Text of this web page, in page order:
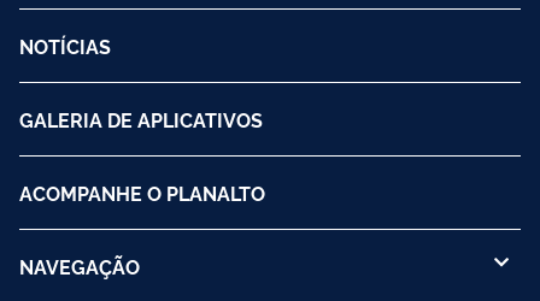
NOTÍCIAS
GALERIA DE APLICATIVOS
ACOMPANHE O PLANALTO
NAVEGAÇÃO